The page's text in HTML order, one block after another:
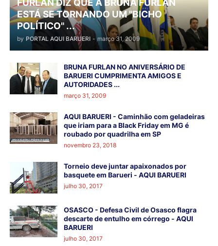
FURLAN DIZ QUE A BRUNA FURLAN
ESTÁ SE TORNANDO UM "BICHO
POLÍTICO" ...
by PORTAL AQUI BARUERI - março 31, 2009
BRUNA FURLAN NO ANIVERSÁRIO DE
BARUERI CUMPRIMENTA AMIGOS E
AUTORIDADES ...
março 31, 2009
AQUI BARUERI - Caminhão com geladeiras
que iriam para a Black Friday em MG é
roubado por quadrilha em SP
novembro 23, 2018
Torneio deve juntar apaixonados por
basquete em Barueri - AQUI BARUERI
julho 30, 2017
OSASCO - Defesa Civil de Osasco flagra
descarte de entulho em córrego - AQUI
BARUERI
julho 30, 2017